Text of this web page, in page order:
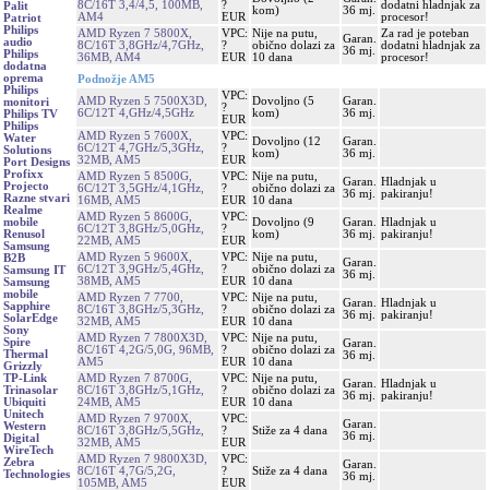
Palit
Patriot
Philips
audio
Philips
dodatna
oprema
Philips
monitori
Philips TV
Philips
Water
Solutions
Port Designs
Profixx
Projecto
Razne stvari
Realme
mobile
Renusol
Samsung
B2B
Samsung IT
Samsung
mobile
Sapphire
SolarEdge
Sony
Spire
Thermal
Grizzly
TP-Link
Trinasolar
Ubiquiti
Unitech
Western
Digital
WireTech
Zebra
Technologies
8C/16T 3,4/4,5, 100MB,
AM4
?
EUR
kom)
36 mj.
dodatni hladnjak za
procesor!
AMD Ryzen 7 5800X,
8C/16T 3,8GHz/4,7GHz,
36MB, AM4
VPC:
?
EUR
Nije na putu,
obično dolazi za
10 dana
Garan.
36 mj.
Za rad je poteban
dodatni hladnjak za
procesor!
Podnožje AM5
AMD Ryzen 5 7500X3D,
6C/12T 4,GHz/4,5GHz
VPC:
?
EUR
Dovoljno (5
kom)
Garan.
36 mj.
AMD Ryzen 5 7600X,
6C/12T 4,7GHz/5,3GHz,
32MB, AM5
VPC:
?
EUR
Dovoljno (12
kom)
Garan.
36 mj.
AMD Ryzen 5 8500G,
6C/12T 3,5GHz/4,1GHz,
16MB, AM5
VPC:
?
EUR
Nije na putu,
obično dolazi za
10 dana
Garan.
36 mj.
Hladnjak u
pakiranju!
AMD Ryzen 5 8600G,
6C/12T 3,8GHz/5,0GHz,
22MB, AM5
VPC:
?
EUR
Dovoljno (9
kom)
Garan.
36 mj.
Hladnjak u
pakiranju!
AMD Ryzen 5 9600X,
6C/12T 3,9GHz/5,4GHz,
38MB, AM5
VPC:
?
EUR
Nije na putu,
obično dolazi za
10 dana
Garan.
36 mj.
AMD Ryzen 7 7700,
8C/16T 3,8GHz/5,3GHz,
32MB, AM5
VPC:
?
EUR
Nije na putu,
obično dolazi za
10 dana
Garan.
36 mj.
Hladnjak u
pakiranju!
AMD Ryzen 7 7800X3D,
8C/16T 4,2G/5,0G, 96MB,
AM5
VPC:
?
EUR
Nije na putu,
obično dolazi za
10 dana
Garan.
36 mj.
AMD Ryzen 7 8700G,
8C/16T 3,8GHz/5,1GHz,
24MB, AM5
VPC:
?
EUR
Nije na putu,
obično dolazi za
10 dana
Garan.
36 mj.
Hladnjak u
pakiranju!
AMD Ryzen 7 9700X,
8C/16T 3,8GHz/5,5GHz,
32MB, AM5
VPC:
?
EUR
Stiže za 4 dana
Garan.
36 mj.
AMD Ryzen 7 9800X3D,
8C/16T 4,7G/5,2G,
105MB, AM5
VPC:
?
EUR
Stiže za 4 dana
Garan.
36 mj.